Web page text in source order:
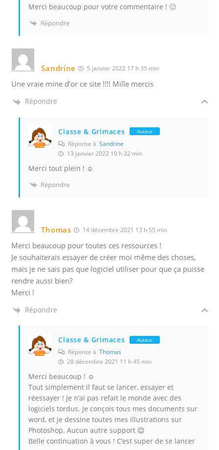
Merci beaucoup pour votre commentaire ! 🙂
Répondre
Sandrine 5 janvier 2022 17 h 35 min
Une vraie mine d’or ce site !!!! Mille mercis
Répondre
Classe & Grimaces Auteur
Réponse àSandrine
13 janvier 2022 19 h 32 min
Merci tout plein ! ☺️
Répondre
Thomas 14 décembre 2021 13 h 55 min
Merci beaucoup pour toutes ces ressources !
Je souhaiterais essayer de créer moi même des choses,
mais je ne sais pas que logiciel utiliser pour que ça puisse
rendre aussi bien?
Merci !
Répondre
Classe & Grimaces Auteur
Réponse àThomas
28 décembre 2021 11 h 45 min
Merci beaucoup ! ☺️
Tout simplement il faut se lancer, essayer et
réessayer ! Je n’ai pas refait le monde avec des
logiciels tordus. Je conçois tous mes documents sur
word, et je dessine toutes mes illustrations sur
Photoshop. Aucun autre support 😊
Belle continuation à vous ! C’est super de se lancer